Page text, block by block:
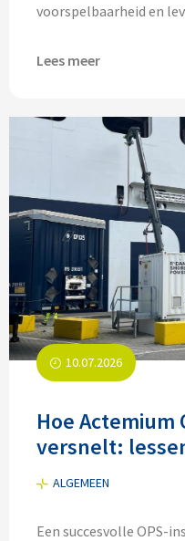
voorspelbaarheid en
Lees meer
10.07.2026
Hoe Actemium
versnelt:
ALGEMEEN
Een succesvolle OPS-